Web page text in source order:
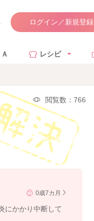
ログイン／新規登録
レシピ
閲覧数：766
0歳7カ月
にかかり中断して